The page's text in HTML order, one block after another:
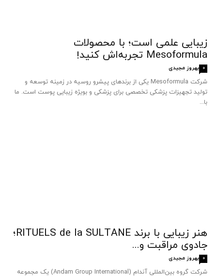
زیبایی علمی است؛ با محصولات
Mesoformula تجربه‌اش کنید!
بهروز مجیدی 0
شرکت Mesoformula یکی از برندهای پیشرو روسیه در زمینه توسعه و
تولید تجهیزات پزشکی تخصصی برای پزشکی و بویژه زیبایی پوست است. ما
با...
هنر زیبایی با برند RITUELS de la SULTANE؛
جادوی مراقبت و...
بهروز مجیدی 0
شرکت گروه بین‌المللی آندام (Andam Group International) یک مجموعه